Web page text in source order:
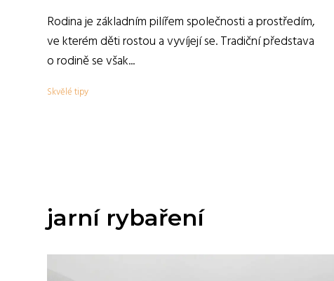
Rodina je základním pilířem společnosti a prostředím,
ve kterém děti rostou a vyvíjejí se. Tradiční představa
o rodině se však...
Skvělé tipy
jarní rybaření